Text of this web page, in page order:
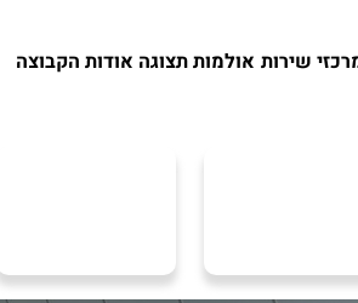
שירות אולמות תצוגה אודות הקבוצה